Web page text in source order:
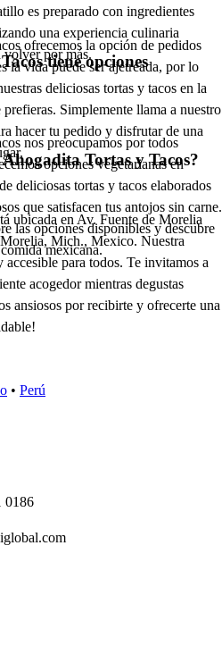
es preparado con ingredientes
una experiencia culinaria
volver por más.
ofrecemos la opción de pedidos
la vida puede ser ajetreada, por lo
deliciosas tortas y tacos en la
Simplemente llama a nuestro
hacer tu pedido y disfrutar de una
tiene opciones
nos preocupamos por todos
opciones vegetarianas en
deliciosas tortas y tacos elaborados
que satisfacen tus antojos sin carne.
las opciones disponibles y descubre
mexicana.
Tortas y Tacos?
ubicada en Av. Fuente de Morelia
Mich., Mexico. Nuestra
para todos. Te invitamos a
acogedor mientras degustas
ansiosos por recibirte y ofrecerte una
• Perú
0186